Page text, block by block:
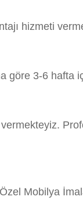
hizmeti
göre 3-6 hafta
Mobilya